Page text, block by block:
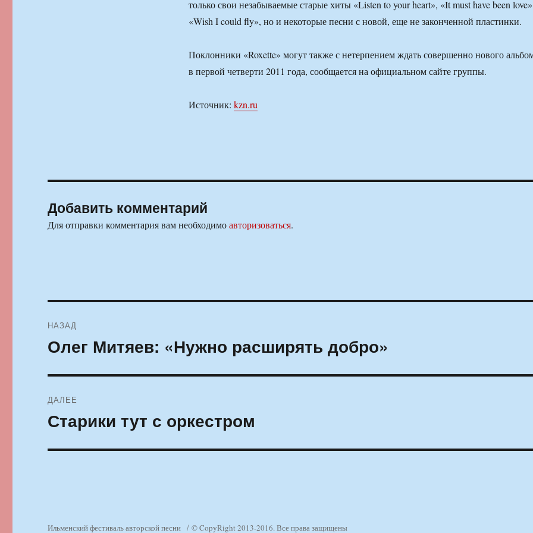
только свои незабываемые старые хиты «Listen to your heart», «It must have been
«Wish I could fly», но и некоторые песни с новой, еще не законченной пластинки.
Поклонники «Roxette» могут также с нетерпением ждать совершенно нового
в первой четверти 2011 года, сообщается на официальном сайте группы.
Источник: kzn.ru
Добавить комментарий
Для отправки комментария вам необходимоавторизоваться.
по
НАЗАД
Предыдущая
Олег Митяев: «Нужно расширять добро»
ДАЛЕЕ
Следующая
запись:
Старики тут с оркестром
Ильменский фестиваль авторской песни © CopyRight 2013-2016. Все права защищены